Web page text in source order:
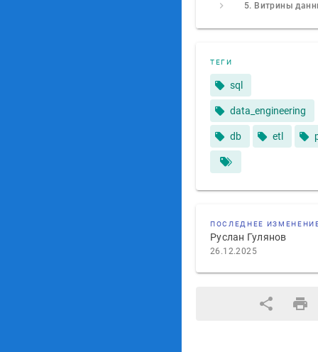
5. Витрины
ТЕГИ
sql
data_engineering
db etl
ПОСЛЕДНЕЕ
Руслан Гулянов
26.12.2025